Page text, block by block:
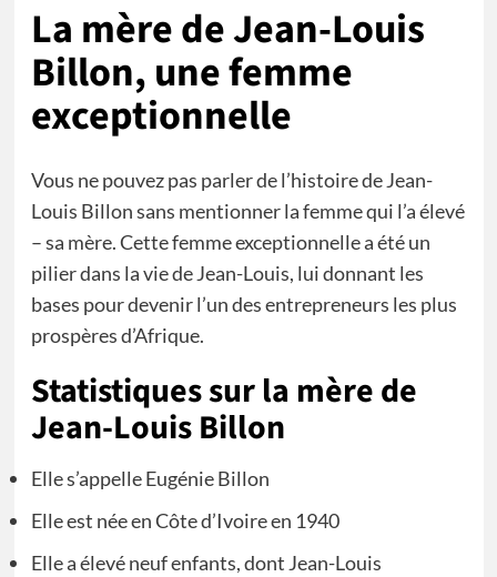
La mère de Jean-Louis
Billon, une femme
exceptionnelle
Vous ne pouvez pas parler de l’histoire de Jean-
Louis Billon sans mentionner la femme qui l’a élevé
– sa mère. Cette femme exceptionnelle a été un
pilier dans la vie de Jean-Louis, lui donnant les
bases pour devenir l’un des entrepreneurs les plus
prospères d’Afrique.
Statistiques sur la mère de
Jean-Louis Billon
Elle s’appelle Eugénie Billon
Elle est née en Côte d’Ivoire en 1940
Elle a élevé neuf enfants, dont Jean-Louis